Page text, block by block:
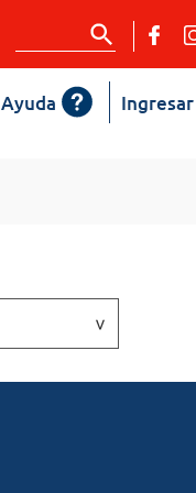
Ingresar
Ayuda